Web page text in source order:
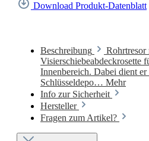
Download Produkt-Datenblatt
Beschreibung
Rohrtresor
Visierschiebeabdeckrosette
Innenbereich. Dabei dient
Schlüsseldepo… Mehr
Info zur Sicherheit
Hersteller
Fragen zum Artikel?